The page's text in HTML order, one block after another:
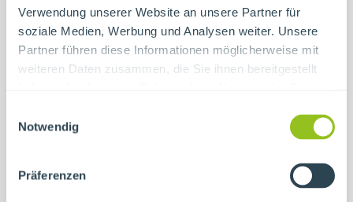
Verwendung unserer Website an unsere Partner für
soziale Medien, Werbung und Analysen weiter. Unsere
Partner führen diese Informationen möglicherweise mit
weiteren Daten zusammen, die Sie ihnen bereitgestellt
Notwendig
PräferenzenMIG - Modell